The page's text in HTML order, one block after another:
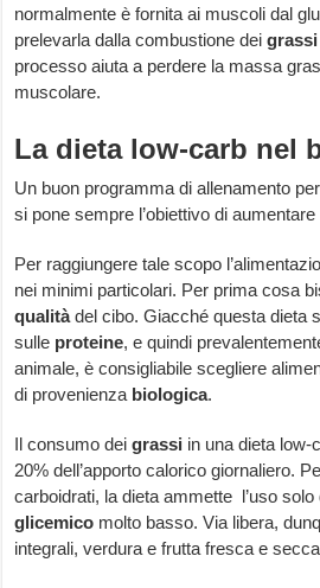
normalmente è fornita ai muscoli dal
prelevarla dalla combustione deigrassi
processo aiuta a perdere la massa
muscolare.
La dieta low-carb nel
Un buon programma di allenamento
si pone sempre l’obiettivo di aumentare
Per raggiungere tale scopo
nei minimi particolari. Per prima cosa
qualitàdel cibo. Giacché questa dieta
sulle proteine, e quindi
animale, è consigliabile scegliere
di provenienza biologica.
Il consumo deigrassi in una dieta low-
20% dell’apporto calorico giornaliero.
carboidrati, la dieta ammette l’uso solo
glicemico molto basso. Via libera,
integrali, verdura e frutta fresca e